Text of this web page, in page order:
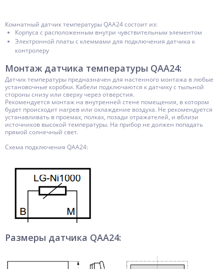
Комнатный датчик температуры QAA24 состоит из:
Корпуса с расположенным внутри чувствительным элементом
Электронной платы с клеммами для подключения датчика к
контролеру
Монтаж датчика температуры QAA24:
Датчик температуры предназначен для настенного монтажа в любые
установочные коробки. Кабели подключаются к датчику с тыльной
стороны снизу или сверху через отверстия.
Рекомендуется монтаж на внутренней стене помещения, в котором
будет происходит нагрев или охлаждение воздуха. Не рекомендуется
устанавливать в проемах, полках, позади отражателей, и вблизи
источников высокой температуры. На прибор не должен попадать
прямой солнечный свет.
Схема подключения QAA24:
Размеры датчика QAA24: